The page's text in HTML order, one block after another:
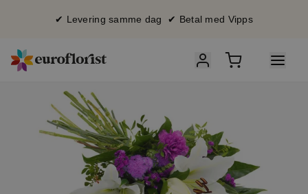
✔ Levering samme dag ✔ Betal med Vipps